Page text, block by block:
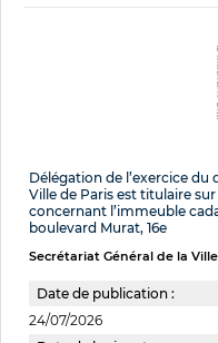
Délégation de l’exercice
Ville de Paris est titulaire
concernant l’immeuble
boulevard Murat, 16e
Secrétariat Général de la
Date de publication :
24/07/2026